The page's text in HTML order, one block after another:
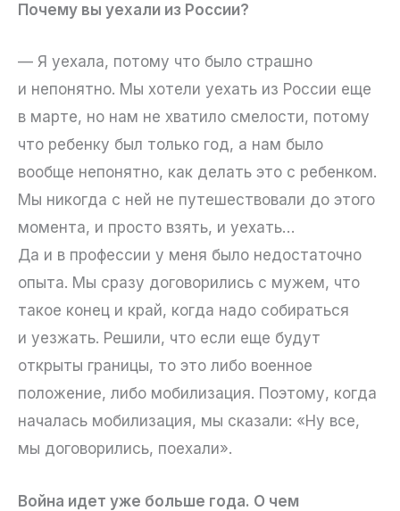
Почему вы уехали из России?
— Я уехала, потому что было страшно
и непонятно. Мы хотели уехать из России еще
в марте, но нам не хватило смелости, потому
что ребенку был только год, а нам было
вообще непонятно, как делать это с ребенком.
Мы никогда с ней не путешествовали до этого
момента, и просто взять, и уехать…
Да и в профессии у меня было недостаточно
опыта. Мы сразу договорились с мужем, что
такое конец и край, когда надо собираться
и уезжать. Решили, что если еще будут
открыты границы, то это либо военное
положение, либо мобилизация. Поэтому, когда
началась мобилизация, мы сказали: «Ну все,
мы договорились, поехали».
Война идет уже больше года. О чем